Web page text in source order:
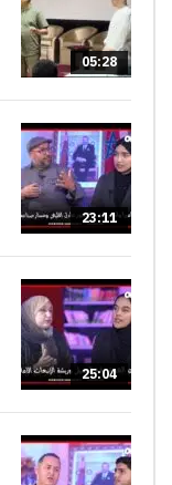
05:28
23:11
25:04